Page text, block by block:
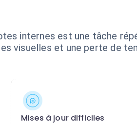
internes est une tâche
visuelles et une perte de
Mises à jour difficiles